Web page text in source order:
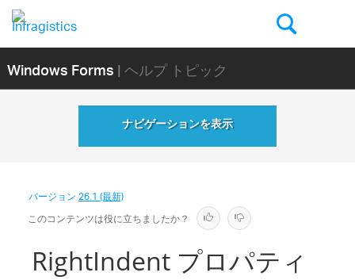
Windows Forms| ヘルプ トピック
ナビゲーションを表示
バージョン26.1 (最新)
このコンテンツは役に立ちましたか？
RightIndent プロパティ